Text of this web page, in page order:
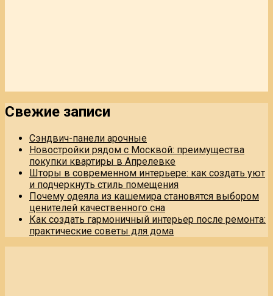
Свежие записи
Сэндвич-панели арочные
Новостройки рядом с Москвой: преимущества
покупки квартиры в Апрелевке
Шторы в современном интерьере: как создать уют
и подчеркнуть стиль помещения
Почему одеяла из кашемира становятся выбором
ценителей качественного сна
Как создать гармоничный интерьер после ремонта:
практические советы для дома